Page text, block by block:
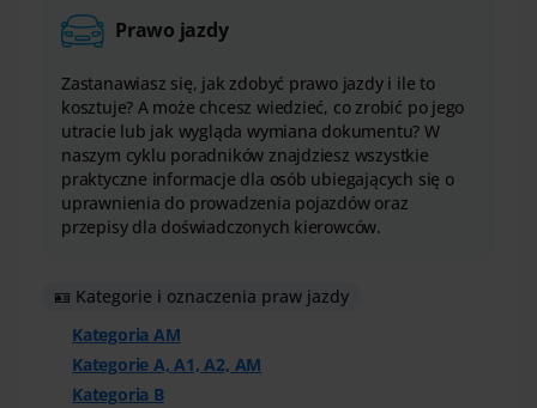
Prawo jazdy
Zastanawiasz się, jak zdobyć prawo jazdy i ile to
kosztuje? A może chcesz wiedzieć, co zrobić po jego
utracie lub jak wygląda wymiana dokumentu? W
naszym cyklu poradników znajdziesz wszystkie
praktyczne informacje dla osób ubiegających się o
uprawnienia do prowadzenia pojazdów oraz
przepisy dla doświadczonych kierowców.
🪪 Kategorie i oznaczenia praw jazdy
Kategoria AM
Kategorie A, A1, A2, AM
Kategoria B